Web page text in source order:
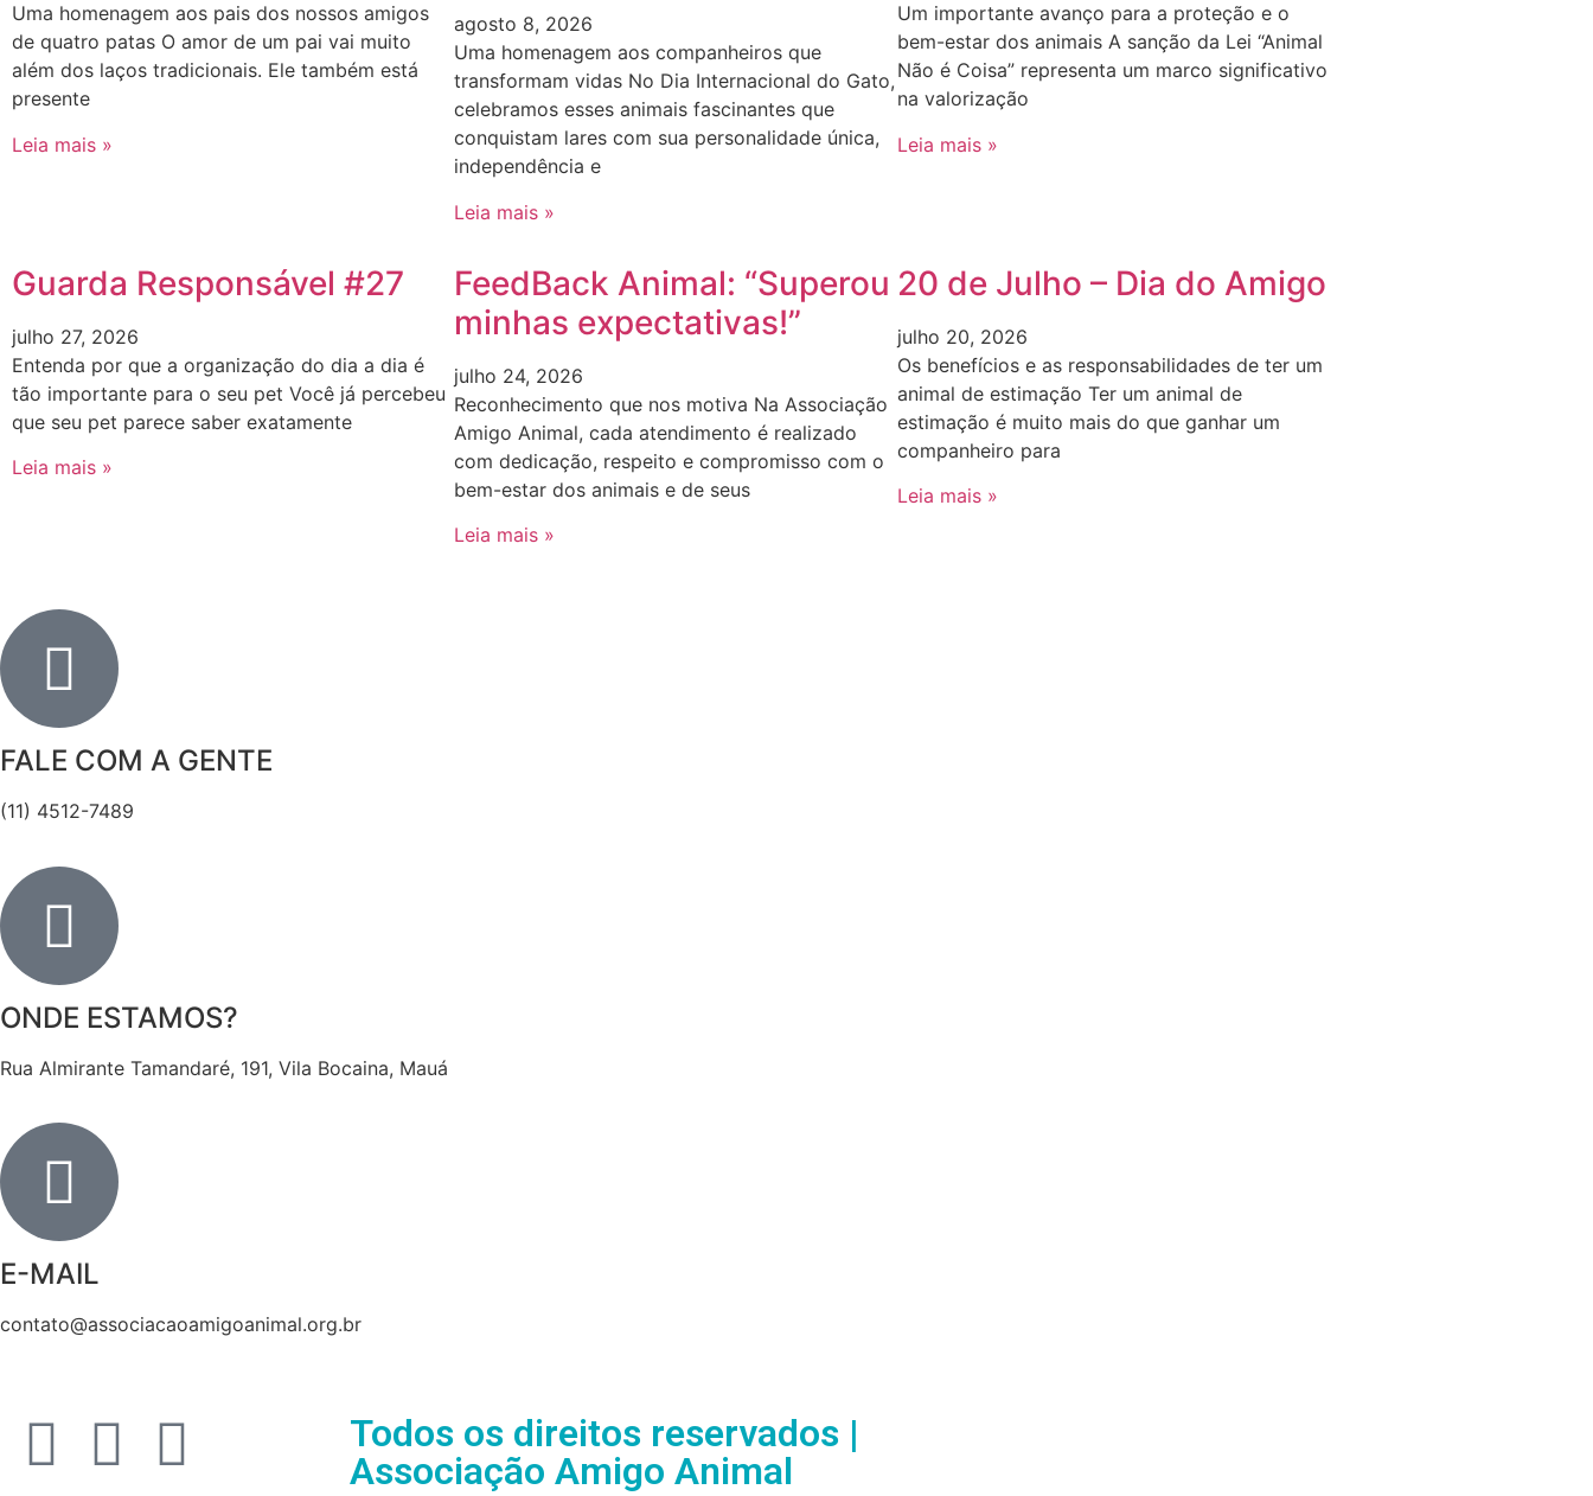
Uma homenagem aos pais dos nossos amigos
de quatro patas O amor de um pai vai muito
além dos laços tradicionais. Ele também está
presente
Leia mais »
agosto 8, 2026
Uma homenagem aos companheiros que
transformam vidas No Dia Internacional do Gato,
celebramos esses animais fascinantes que
conquistam lares com sua personalidade única,
independência e
Leia mais »
Um importante avanço para a proteção e o
bem-estar dos animais A sanção da Lei “Animal
Não é Coisa” representa um marco significativo
na valorização
Leia mais »
Guarda Responsável #27
julho 27, 2026
Entenda por que a organização do dia a dia é
tão importante para o seu pet Você já percebeu
que seu pet parece saber exatamente
Leia mais »
FeedBack Animal: “Superou
minhas expectativas!”
julho 24, 2026
Reconhecimento que nos motiva Na Associação
Amigo Animal, cada atendimento é realizado
com dedicação, respeito e compromisso com o
bem-estar dos animais e de seus
Leia mais »
20 de Julho – Dia do Amigo
julho 20, 2026
Os benefícios e as responsabilidades de ter um
animal de estimação Ter um animal de
estimação é muito mais do que ganhar um
companheiro para
Leia mais »
FALE COM A GENTE
(11) 4512-7489
ONDE ESTAMOS?
Rua Almirante Tamandaré, 191, Vila Bocaina, Mauá
E-MAIL
contato@associacaoamigoanimal.org.br
Todos os direitos reservados |
Associação Amigo Animal